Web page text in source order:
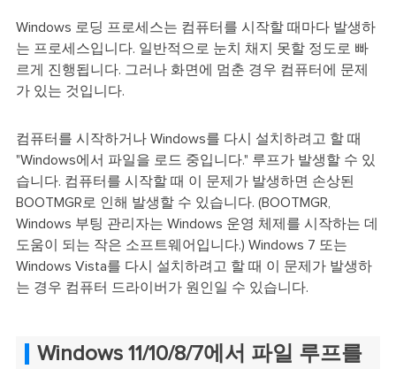
Windows 로딩 프로세스는 컴퓨터를 시작할 때마다 발생하
는 프로세스입니다. 일반적으로 눈치 채지 못할 정도로 빠
르게 진행됩니다. 그러나 화면에 멈춘 경우 컴퓨터에 문제
가 있는 것입니다.
컴퓨터를 시작하거나 Windows를 다시 설치하려고 할 때
"Windows에서 파일을 로드 중입니다." 루프가 발생할 수 있
습니다. 컴퓨터를 시작할 때 이 문제가 발생하면 손상된
BOOTMGR로 인해 발생할 수 있습니다. (BOOTMGR,
Windows 부팅 관리자는 Windows 운영 체제를 시작하는 데
도움이 되는 작은 소프트웨어입니다.) Windows 7 또는
Windows Vista를 다시 설치하려고 할 때 이 문제가 발생하
는 경우 컴퓨터 드라이버가 원인일 수 있습니다.
Windows 11/10/8/7에서 파일 루프를